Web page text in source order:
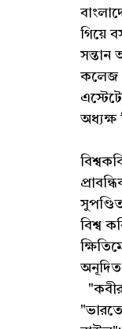
গিয়ে
সন্তান
কলেজ
অধ্যক্ষ
বিশ্ব
অনূদিত